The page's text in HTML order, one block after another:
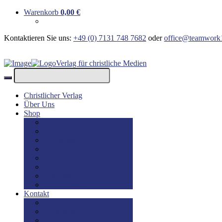
Warenkorb 0,00 €
Kontaktieren Sie uns: +49 (0) 7131 748 7682 oder
Verlag für christliche Medien
Christlicher Verlag
Über Uns
Shop
Kontakt